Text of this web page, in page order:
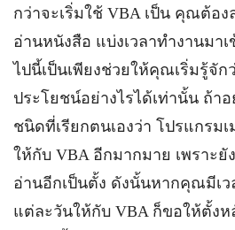
กว่าจะเริ่มใช้ VBA เป็น คุณต้อง
อ่านหนังสือ แบ่งเวลาทำงานมา
ไปนี้เป็นเพียงช่วยให้คุณเริ่มรู้จัก
ประโยชน์อย่างไรได้เท่านั้น ถ้า
ชนิดที่เรียกตนเองว่า โปรแกรมเ
ให้กับ VBA อีกมากมาย เพราะ
อ่านอีกเป็นตั้ง ดังนั้นหากคุณมีเว
แต่ละวันให้กับ VBA ก็ขอให้ตั้งห